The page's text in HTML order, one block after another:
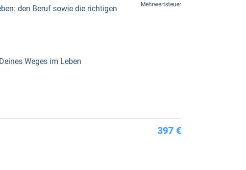
den Beruf sowie die richtigen
Weges im Leben
Mehrwertsteuer
397 €